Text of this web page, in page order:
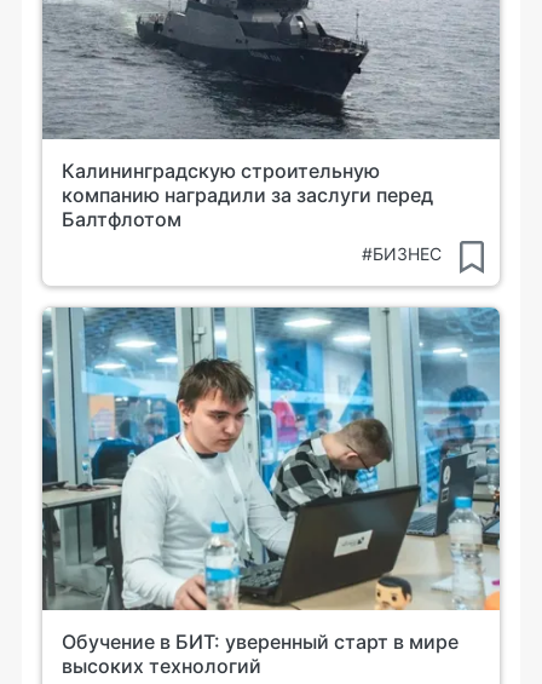
Калининградскую строительную
компанию наградили за заслуги перед
Балтфлотом
#БИЗНЕС
Обучение в БИТ: уверенный старт в мире
высоких технологий